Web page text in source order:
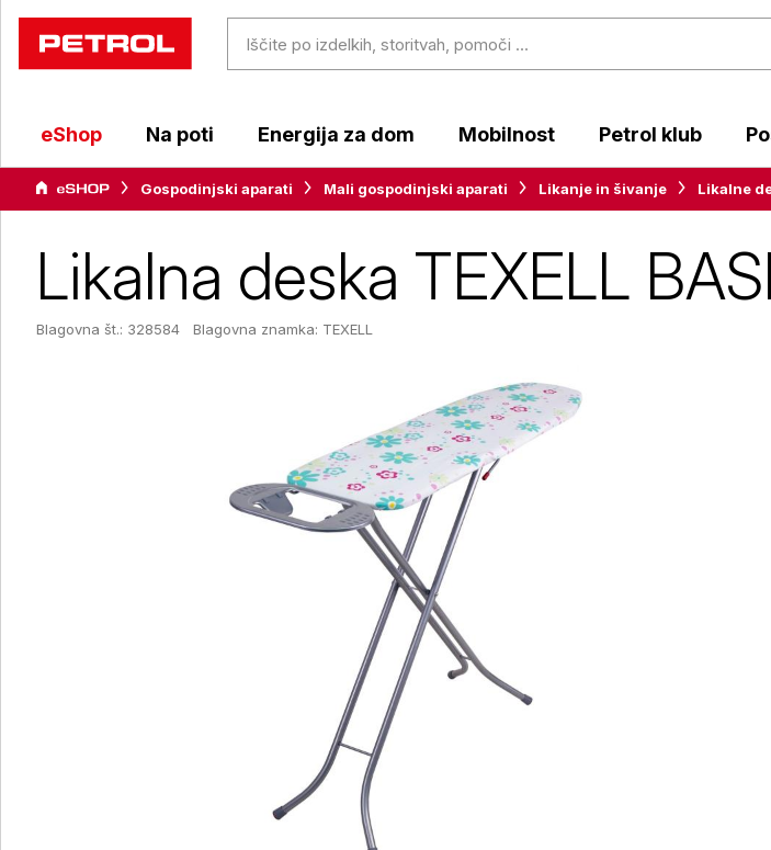
eShop Na poti Energija za dom Mobilnost Petrol klub
Gospodinjski aparati Mali gospodinjski aparati Likanje in šivanje Likalne
Likalna deska TEXELL
Blagovna št.: 328584 Blagovna znamka: TEXELL